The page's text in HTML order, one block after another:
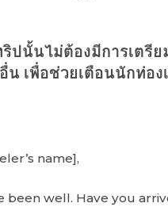
ปนั้นไม่ต้องมีการเตรีย
น เพื่อช่วยเตือนนักท่อง
name],
been well. Have you